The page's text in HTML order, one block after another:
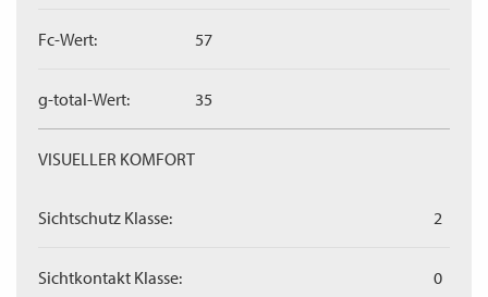
Fc-Wert: 57
g-total-Wert: 35
VISUELLER KOMFORT
Sichtschutz Klasse: 2
Sichtkontakt Klasse: 0